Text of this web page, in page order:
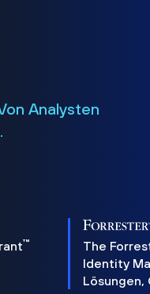
Analysten
™
The
Identity
Lösungen,